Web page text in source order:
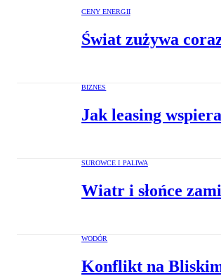
CENY ENERGII
Świat zużywa
BIZNES
Jak leasing
SUROWCE I PALIWA
Wiatr i słońce
WODÓR
Konflikt na